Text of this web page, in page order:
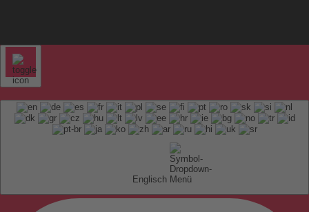
Englisch